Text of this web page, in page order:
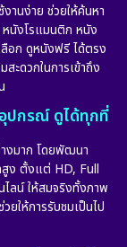
านง่าย ช่วยให้ค้นหา
หนังโรแมนติก หนัง
อก ดูหนังฟรี ได้ตรง
ะดวกในการเข้าถึง
ปกรณ์ ดูได้ทุกที่
งมาก โดยพัฒนา
ง ตั้งแต่ HD, Full
ลน์ ให้สมจริงทั้งภาพ
ยให้การรับชมเป็นไป